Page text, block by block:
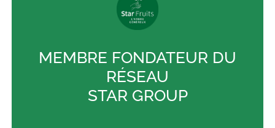
MEMBRE FONDATEUR DU
RÉSEAU
STAR GROUP